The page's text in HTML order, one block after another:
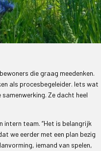
die graag meedenken.
als procesbegeleider. Iets wat
Ze dacht heel
intern team. “Het is belangrijk
we eerder met een plan bezig
iemand van spelen,